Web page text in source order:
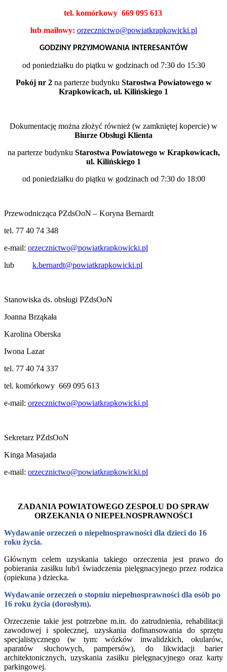
tel. komórkowy 669 095 613
lub mailowy: orzecznictwo@powiatkrapkowicki.pl
GODZINY PRZYJMOWANIA INTERESANTÓW
od poniedziałku do piątku w godzinach od 7:30 do 15:30
Pokój nr 2na parterze budynku Starostwa Powiatowego w
Krapkowicach, ul. Kilińskiego 1
Dokumentację można złożyć również (w zamkniętej kopercie) w
Biurze Obsługi Klienta
na parterze budynku Starostwa Powiatowego w Krapkowicach,
ul. Kilińskiego 1
od poniedziałku do piątku w godzinach od 7:30 do 18:00
Przewodnicząca PZdsOoN – Koryna Bernardt
tel. 77 40 74 348
e-mail: orzecznictwo@powiatkrapkowicki.pl
lub k.bernardt@powiatkrapkowicki.pl
Stanowiska ds. obsługi PZdsOoN
Joanna Brząkała
Karolina Oberska
Iwona Lazar
tel. 77 40 74 337
tel. komórkowy 669 095 613
e-mail: orzecznictwo@powiatkrapkowicki.pl
Sekretarz PZdsOoN
Kinga Masajada
e-mail: orzecznictwo@powiatkrapkowicki.pl
ZADANIA POWIATOWEGO ZESPOŁU DO SPRAW
ORZEKANIA O NIEPEŁNOSPRAWNOŚCI
Wydawanie orzeczeń o niepełnosprawności dla dzieci do 16
roku życia.
Głównym celem uzyskania takiego orzeczenia jest prawo do
pobierania zasiłku lub/i świadczenia pielęgnacyjnego przez rodzica
(opiekuna ) dziecka.
Wydawanie orzeczeń o stopniu niepełnosprawności dla osób po
16 roku życia (dorosłym).
Orzeczenie takie jest potrzebne m.in. do zatrudnienia, rehabilitacji
zawodowej i społecznej, uzyskania dofinansowania do sprzętu
specjalistycznego (w tym: wózków inwalidzkich, okularów,
aparatów słuchowych, pampersów), do likwidacji barier
architektonicznych, uzyskania zasiłku pielęgnacyjnego oraz karty
parkingowej.